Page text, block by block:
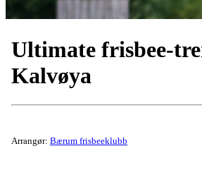
Ultimate frisbee-
Kalvøya
Arrangør: Bærum frisbeeklubb